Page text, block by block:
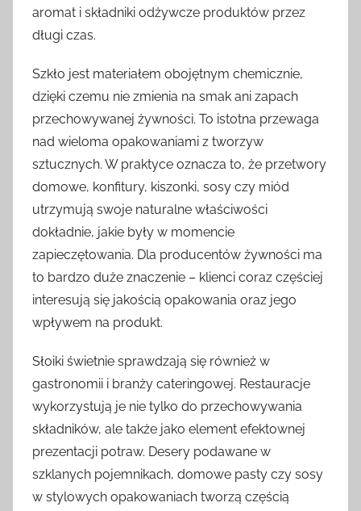
aromat i składniki odżywcze produktów przez
długi czas.
Szkło jest materiałem obojętnym chemicznie,
dzięki czemu nie zmienia na smak ani zapach
przechowywanej żywności. To istotna przewaga
nad wieloma opakowaniami z tworzyw
sztucznych. W praktyce oznacza to, że przetwory
domowe, konfitury, kiszonki, sosy czy miód
utrzymują swoje naturalne właściwości
dokładnie, jakie były w momencie
zapieczętowania. Dla producentów żywności ma
to bardzo duże znaczenie – klienci coraz częściej
interesują się jakością opakowania oraz jego
wpływem na produkt.
Słoiki świetnie sprawdzają się również w
gastronomii i branży cateringowej. Restauracje
wykorzystują je nie tylko do przechowywania
składników, ale także jako element efektownej
prezentacji potraw. Desery podawane w
szklanych pojemnikach, domowe pasty czy sosy
w stylowych opakowaniach tworzą częścią